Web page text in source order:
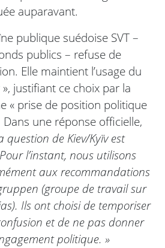
auparavant.
publique suédoise SVT –
publics – refuse de
Elle maintient l’usage du
justifiant ce choix par la
« prise de position politique
une réponse officielle,
question de Kiev/Kyïv est
l’instant, nous utilisons
aux recommandations
(groupe de travail sur
Ils ont choisi de temporiser
et de ne pas donner
politique. »